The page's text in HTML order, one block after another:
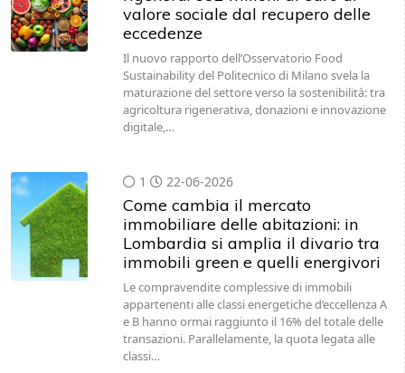
valore sociale dal recupero delle
eccedenze
Il nuovo rapporto dell’Osservatorio Food
Sustainability del Politecnico di Milano svela la
maturazione del settore verso la sostenibilità: tra
agricoltura rigenerativa, donazioni e innovazione
digitale,…
1 22-06-2026
Come cambia il mercato
immobiliare delle abitazioni: in
Lombardia si amplia il divario tra
immobili green e quelli energivori
Le compravendite complessive di immobili
appartenenti alle classi energetiche d’eccellenza A
e B hanno ormai raggiunto il 16% del totale delle
transazioni. Parallelamente, la quota legata alle
classi…